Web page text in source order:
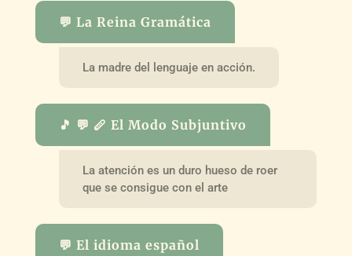
💬 La Reina Gramática
La madre del lenguaje en acción.
🎵 💬 🪈 El Modo Subjuntivo
La atención es un duro hueso de roer
que se consigue con el arte
💬 El idioma español